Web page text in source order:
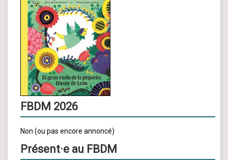
FBDM 2026
Non (ou pas encore annoncé)
Présent·e au FBDM